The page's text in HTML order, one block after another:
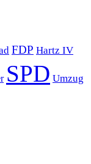
FDP Hartz IV
SPD Umzug